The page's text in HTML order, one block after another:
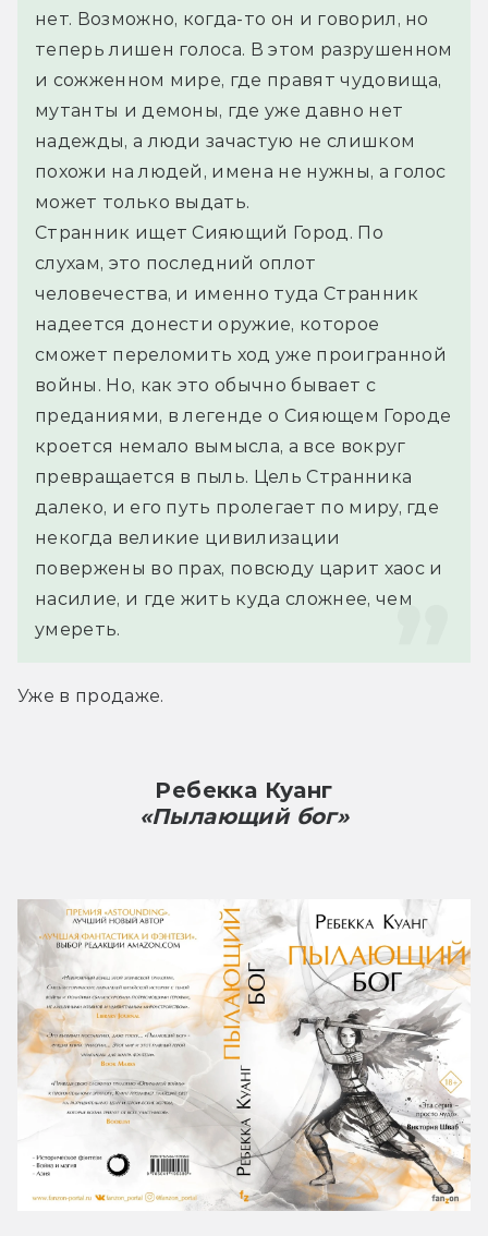
нет. Возможно, когда-то он и говорил, но
теперь лишен голоса. В этом разрушенном
и сожженном мире, где правят чудовища,
мутанты и демоны, где уже давно нет
надежды, а люди зачастую не слишком
похожи на людей, имена не нужны, а голос
может только выдать.
Странник ищет Сияющий Город. По
слухам, это последний оплот
человечества, и именно туда Странник
надеется донести оружие, которое
сможет переломить ход уже проигранной
войны. Но, как это обычно бывает с
преданиями, в легенде о Сияющем Городе
кроется немало вымысла, а все вокруг
превращается в пыль. Цель Странника
далеко, и его путь пролегает по миру, где
некогда великие цивилизации
повержены во прах, повсюду царит хаос и
насилие, и где жить куда сложнее, чем
умереть.
Уже в продаже.
Ребекка Куанг
«Пылающий бог»